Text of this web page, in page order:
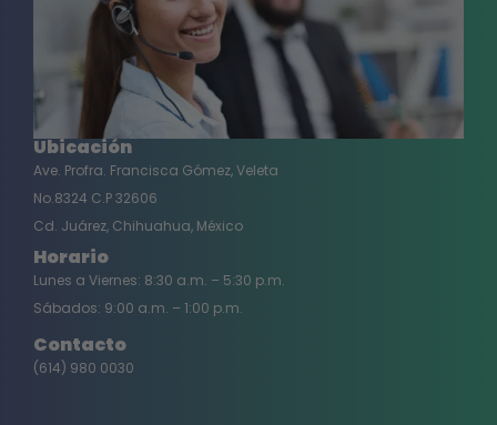
Ubicación
Ave. Profra. Francisca Gómez, Veleta
No.8324 C.P 32606
Cd. Juárez, Chihuahua, México
Horario
Lunes a Viernes: 8:30 a.m. – 5:30 p.m.
Sábados: 9:00 a.m. – 1:00 p.m.
Contacto
(614) 980 0030